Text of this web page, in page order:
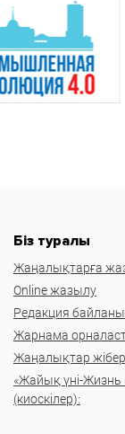
Біз туралы
Жаңалықтарға
Online жазылу
Редакция
Жарнама
Жаңалықтар
«Жайық үні-Жизнь
(киоскілер):